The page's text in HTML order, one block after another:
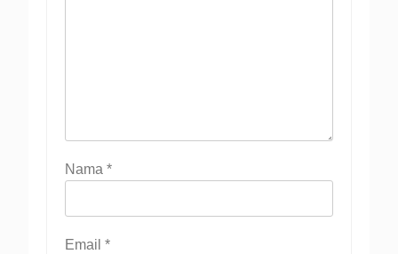
Nama *
Email *